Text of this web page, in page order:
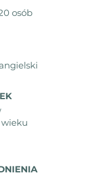
osób